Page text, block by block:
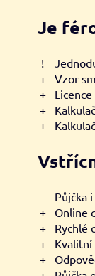
Je
!
+
Vzor
+
Licence
+
+
-
Půjčka
+
Online
+
Rychlé
+
+